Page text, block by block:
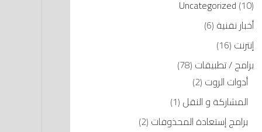
Uncategorized (10)
أخبار تقنية (6)
إنترنت (16)
برامج / تطبيقات (78)
أدوات الروت (2)
المشاركة و النقل (1)
برامج إستعادة المحذوفات (2)